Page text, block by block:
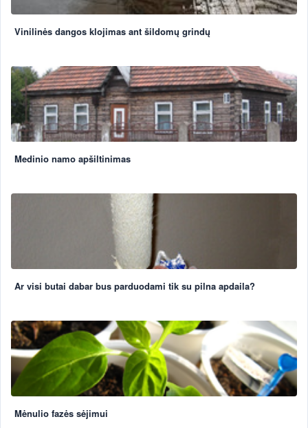
Vinilinės dangos klojimas ant šildomų grindų
Medinio namo apšiltinimas
Ar visi butai dabar bus parduodami tik su pilna apdaila?
Mėnulio fazės sėjimui